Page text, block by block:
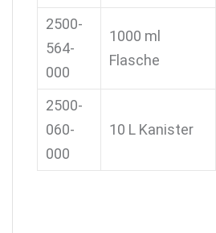
2500-
564-
000
1000 ml
Flasche
2500-
060-
000
10 L Kanister